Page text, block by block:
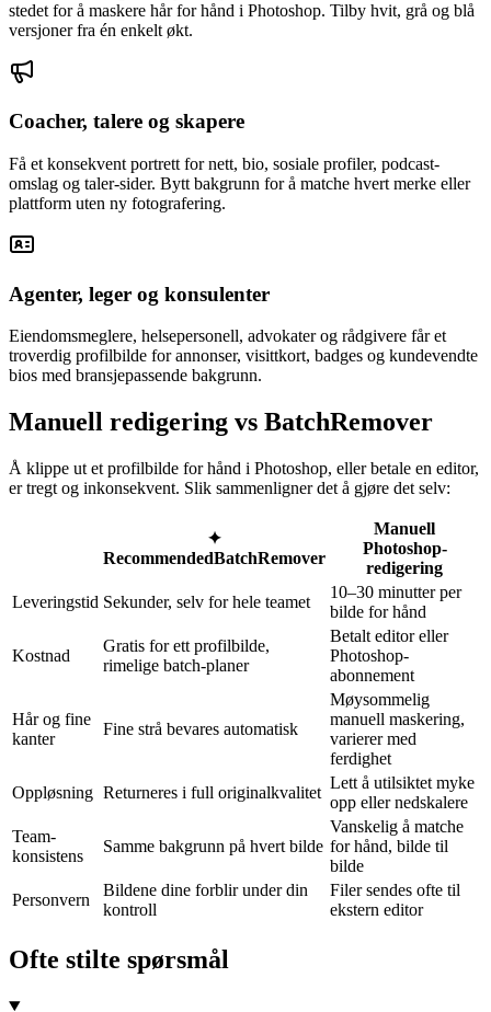
stedet for å maskere hår for hånd i Photoshop. Tilby hvit, grå og blå
versjoner fra én enkelt økt.
Coacher, talere og skapere
Få et konsekvent portrett for nett, bio, sosiale profiler, podcast-
omslag og taler-sider. Bytt bakgrunn for å matche hvert merke eller
plattform uten ny fotografering.
Agenter, leger og konsulenter
Eiendomsmeglere, helsepersonell, advokater og rådgivere får et
troverdig profilbilde for annonser, visittkort, badges og kundevendte
bios med bransjepassende bakgrunn.
Manuell redigering vs BatchRemover
Å klippe ut et profilbilde for hånd i Photoshop, eller betale en editor,
er tregt og inkonsekvent. Slik sammenligner det å gjøre det selv:
✦
RecommendedBatchRemover
Manuell
Photoshop-
redigering
Leveringstid Sekunder, selv for hele teamet
10–30 minutter per
bilde for hånd
Kostnad
Gratis for ett profilbilde,
rimelige batch-planer
Betalt editor eller
Photoshop-
abonnement
Hår og fine
kanter
Fine strå bevares automatisk
Møysommelig
manuell maskering,
varierer med
ferdighet
Oppløsning Returneres i full originalkvalitet
Lett å utilsiktet myke
opp eller nedskalere
Team-
konsistens
Samme bakgrunn på hvert bilde
Vanskelig å matche
for hånd, bilde til
bilde
Personvern
Bildene dine forblir under din
kontroll
Filer sendes ofte til
ekstern editor
Ofte stilte spørsmål